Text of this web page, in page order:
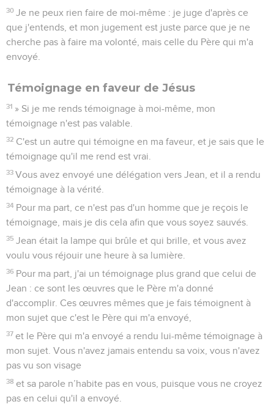
30 Je ne peux rien faire de moi-même : je juge d'après ce
que j'entends, et mon jugement est juste parce que je ne
cherche pas à faire ma volonté, mais celle du Père qui m'a
envoyé.
Témoignage en faveur de Jésus
31 » Si je me rends témoignage à moi-même, mon
témoignage n'est pas valable.
32 C'est un autre qui témoigne en ma faveur, et je sais que le
témoignage qu'il me rend est vrai.
33 Vous avez envoyé une délégation vers Jean, et il a rendu
témoignage à la vérité.
34 Pour ma part, ce n'est pas d'un homme que je reçois le
témoignage, mais je dis cela afin que vous soyez sauvés.
35 Jean était la lampe qui brûle et qui brille, et vous avez
voulu vous réjouir une heure à sa lumière.
36 Pour ma part, j'ai un témoignage plus grand que celui de
Jean : ce sont les œuvres que le Père m'a donné
d'accomplir. Ces œuvres mêmes que je fais témoignent à
mon sujet que c'est le Père qui m'a envoyé,
37 et le Père qui m'a envoyé a rendu lui-même témoignage à
mon sujet. Vous n'avez jamais entendu sa voix, vous n'avez
pas vu son visage
38 et sa parole n’habite pas en vous, puisque vous ne croyez
pas en celui qu'il a envoyé.